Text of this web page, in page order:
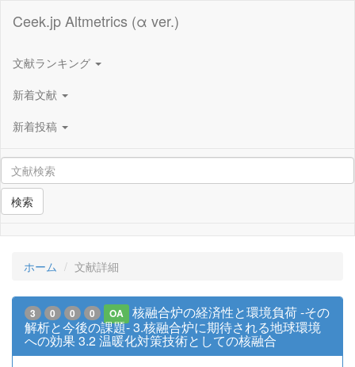
Ceek.jp Altmetrics (α ver.)
文献ランキング
新着文献
新着投稿
検索
ホーム 文献詳細
3 0 0 0 OA
核融合炉の経済性と環境負荷 -その
解析と今後の課題- 3.核融合炉に期待される地球環境
への効果 3.2 温暖化対策技術としての核融合